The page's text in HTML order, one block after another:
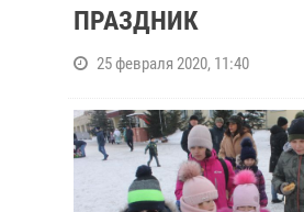
ПРАЗДНИК
25 февраля 2020, 11:40